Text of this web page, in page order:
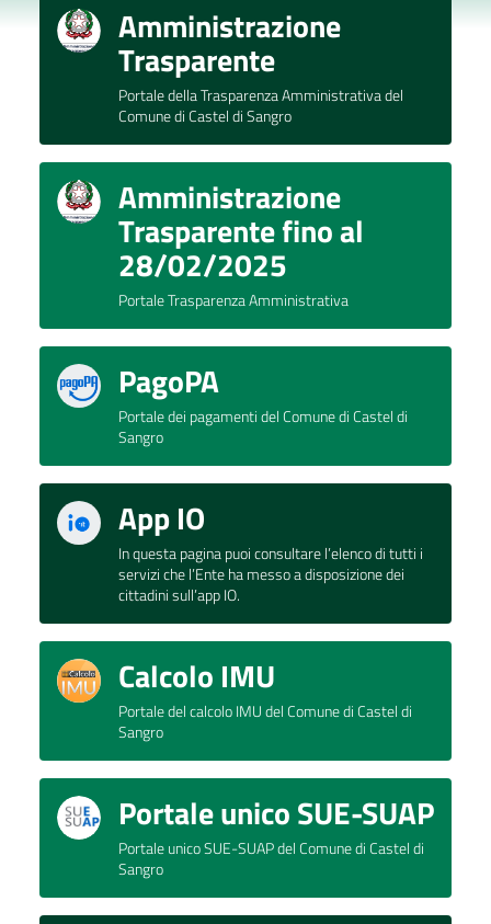
Amministrazione
Trasparente
Portale della Trasparenza Amministrativa del
Comune di Castel di Sangro
Amministrazione
Trasparente fino al
28/02/2025
Portale Trasparenza Amministrativa
PagoPA
Portale dei pagamenti del Comune di Castel di
Sangro
App IO
In questa pagina puoi consultare l’elenco di tutti i
servizi che l’Ente ha messo a disposizione dei
cittadini sull’app IO.
Calcolo IMU
Portale del calcolo IMU del Comune di Castel di
Sangro
Portale unico SUE-SUAP
Portale unico SUE-SUAP del Comune di Castel di
Sangro